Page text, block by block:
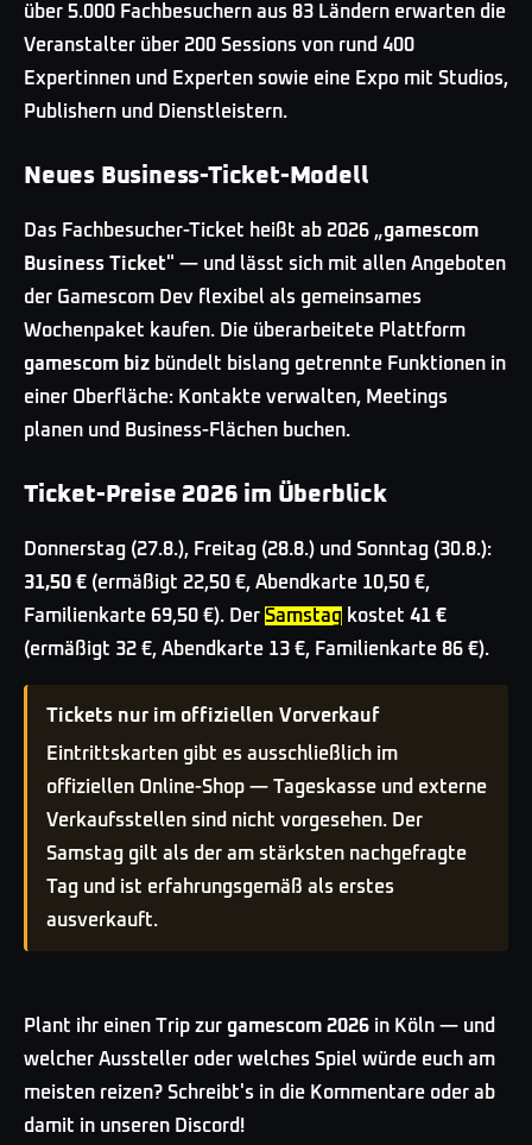
über 5.000 Fachbesuchern aus 83 Ländern erwarten die
Veranstalter über 200 Sessions von rund 400
Expertinnen und Experten sowie eine Expo mit Studios,
Publishern und Dienstleistern.
Neues Business-Ticket-Modell
Das Fachbesucher-Ticket heißt ab 2026 „gamescom
Business Ticket" — und lässt sich mit allen Angeboten
der Gamescom Dev flexibel als gemeinsames
Wochenpaket kaufen. Die überarbeitete Plattform
gamescom biz bündelt bislang getrennte Funktionen in
einer Oberfläche: Kontakte verwalten, Meetings
planen und Business-Flächen buchen.
Ticket-Preise 2026 im Überblick
Donnerstag (27.8.), Freitag (28.8.) und Sonntag (30.8.):
31,50 € (ermäßigt 22,50 €, Abendkarte 10,50 €,
Familienkarte 69,50 €). Der Samstag kostet 41 €
(ermäßigt 32 €, Abendkarte 13 €, Familienkarte 86 €).
Tickets nur im offiziellen Vorverkauf
Eintrittskarten gibt es ausschließlich im
offiziellen Online-Shop — Tageskasse und externe
Verkaufsstellen sind nicht vorgesehen. Der
Samstag gilt als der am stärksten nachgefragte
Tag und ist erfahrungsgemäß als erstes
ausverkauft.
Plant ihr einen Trip zur gamescom 2026 in Köln — und
welcher Aussteller oder welches Spiel würde euch am
meisten reizen? Schreibt's in die Kommentare oder ab
damit in unseren Discord!